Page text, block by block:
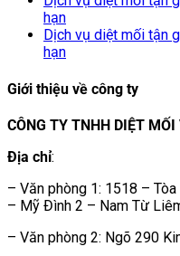
hạn
Dịch vụ diệt mối tận
hạn
Giới thiệu về công ty
CÔNG TY TNHH DIỆT
Địa chỉ:
– Văn phòng 1: 1518 –
– Mỹ Đình 2 – Nam Từ
– Văn phòng 2: Ngõ 290